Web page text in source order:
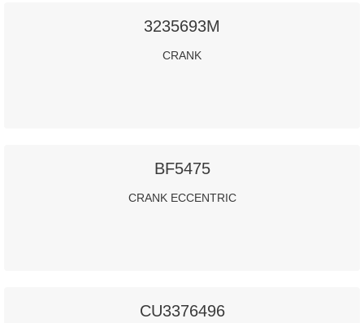
3235693M
CRANK
BF5475
CRANK ECCENTRIC
CU3376496